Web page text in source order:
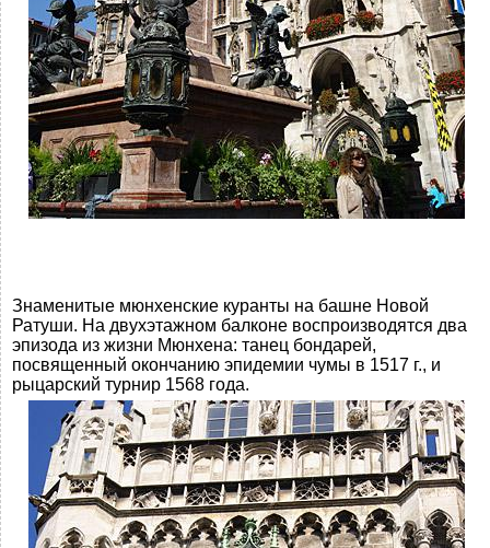
Знаменитые мюнхенские куранты на башне Новой
Ратуши. На двухэтажном балконе воспроизводятся два
эпизода из жизни Мюнхена: танец бондарей,
посвященный окончанию эпидемии чумы в 1517 г., и
рыцарский турнир 1568 года.